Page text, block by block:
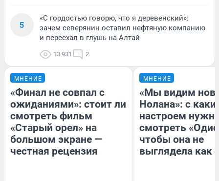
5
«С гордостью говорю, что я деревенский»:
зачем северянин оставил нефтяную компанию
и переехал в глушь на Алтай
13 931 2
МНЕНИЕ
«Финал не совпал с
ожиданиями»: стоит ли
смотреть фильм
«Старый орел» на
большом экране —
честная рецензия
МНЕНИЕ
«Мы видим
Нолана»: с
настроем
смотреть
чтобы она не
выглядела как